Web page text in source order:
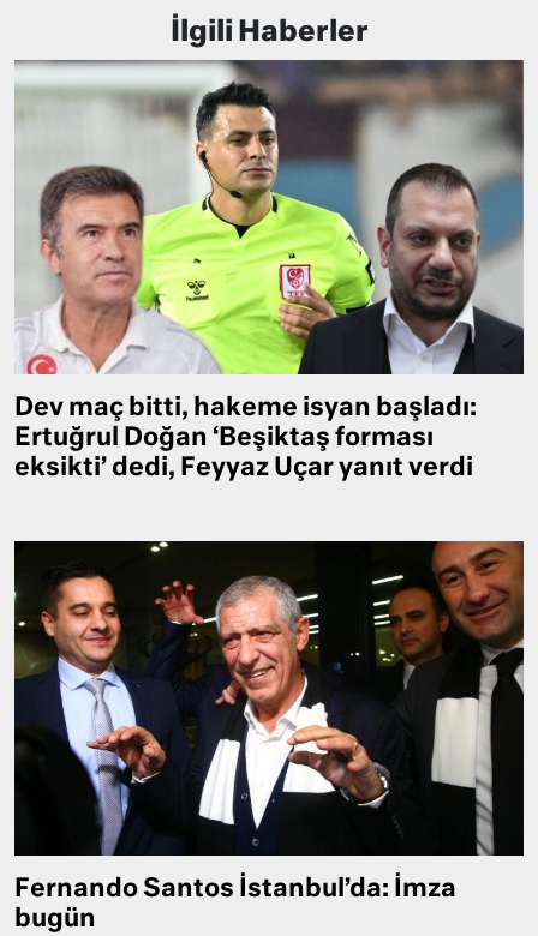
İlgili Haberler
Dev maç bitti, hakeme isyan başladı:
Ertuğrul Doğan ‘Beşiktaş forması
eksikti’ dedi, Feyyaz Uçar yanıt verdi
Fernando Santos İstanbul’da: İmza
bugün